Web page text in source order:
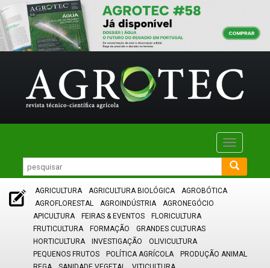
Toggle
AGRICULTURA AGRICULTURA BIOLÓGICA
AGROBÓTICA
AGROFLORESTAL
AGROINDÚSTRIA
AGRONEGÓCIO
APICULTURA
FEIRAS & EVENTOS
FLORICULTURA
FRUTICULTURA
FORMAÇÃO
GRANDES CULTURAS
HORTICULTURA
INVESTIGAÇÃO
OLIVICULTURA
PEQUENOS FRUTOS
POLÍTICA AGRÍCOLA
PRODUÇÃO ANIMAL